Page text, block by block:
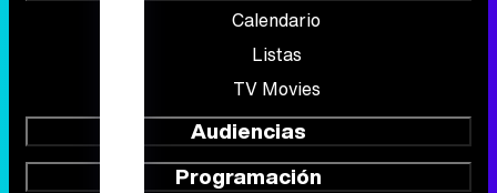
Calendario
Listas
TV Movies
Audiencias
Programación